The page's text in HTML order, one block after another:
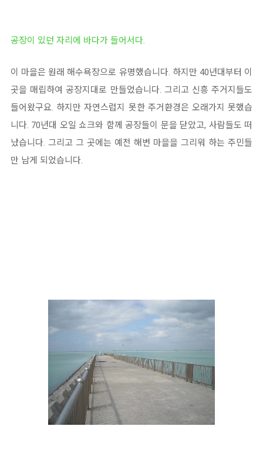
공장이 있던 자리에 바다가 들어서다.
이 마을은 원래 해수욕장으로 유명했습니다. 하지만 40년대부터 이
곳을 매립하여 공장지대로 만들었습니다. 그리고 신흥 주거지들도
들어왔구요. 하지만 자연스럽지 못한 주거환경은 오래가지 못했습
니다. 70년대 오일 쇼크와 함께 공장들이 문을 닫았고, 사람들도 떠
났습니다. 그리고 그 곳에는 예전 해변 마을을 그리워 하는 주민들
만 남게 되었습니다.